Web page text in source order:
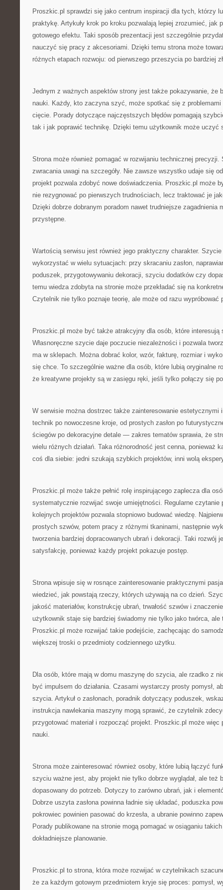
Proszkic.pl sprawdzi się jako centrum inspiracji dla tych, którzy
praktykę. Artykuły krok po kroku pozwalają lepiej zrozumieć, jak
gotowego efektu. Taki sposób prezentacji jest szczególnie
nauczyć się pracy z akcesoriami. Dzięki temu strona może
różnych etapach rozwoju: od pierwszego przeszycia po bardziej
Jednym z ważnych aspektów strony jest także pokazywanie, że
nauki. Każdy, kto zaczyna szyć, może spotkać się z
cięcie. Porady dotyczące najczęstszych błędów pomagają
tak i jak poprawić technikę. Dzięki temu użytkownik może uczyć
Strona może również pomagać w rozwijaniu technicznej
zwracania uwagi na szczegóły. Nie zawsze wszystko udaje się
projekt pozwala zdobyć nowe doświadczenia. Proszkic.pl może
nie rezygnować po pierwszych trudnościach, lecz traktować je
Dzięki dobrze dobranym poradom nawet trudniejsze zagadnienia
przystępne.
Wartością serwisu jest również jego praktyczny charakter.
wykorzystać w wielu sytuacjach: przy skracaniu zasłon,
poduszek, przygotowywaniu dekoracji, szyciu dodatków czy
temu wiedza zdobyta na stronie może przekładać się na
Czytelnik nie tylko poznaje teorię, ale może od razu wypróbować
Proszkic.pl może być także atrakcyjny dla osób, które interesują
Własnoręczne szycie daje poczucie niezależności i pozwala
ma w sklepach. Można dobrać kolor, wzór, fakturę, rozmiar i
się chce. To szczególnie ważne dla osób, które lubią oryginalne
że kreatywne projekty są w zasięgu ręki, jeśli tylko połączy się
W serwisie można dostrzec także zainteresowanie estetycznymi
technik po nowoczesne kroje, od prostych zasłon po
ściegów po dekoracyjne detale — zakres tematów sprawia, że
wielu różnych działań. Taka różnorodność jest cenna, ponieważ
coś dla siebie: jedni szukają szybkich projektów, inni wolą
Proszkic.pl może także pełnić rolę inspirującego zaplecza dla
systematycznie rozwijać swoje umiejętności. Regularne czytanie
kolejnych projektów pozwala stopniowo budować wiedzę.
prostych szwów, potem pracy z różnymi tkaninami, następnie
tworzenia bardziej dopracowanych ubrań i dekoracji. Taki rozwój
satysfakcję, ponieważ każdy projekt pokazuje postęp.
Strona wpisuje się w rosnące zainteresowanie praktycznymi
wiedzieć, jak powstają rzeczy, których używają na co dzień.
jakość materiałów, konstrukcję ubrań, trwałość szwów i
użytkownik staje się bardziej świadomy nie tylko jako twórca, ale
Proszkic.pl może rozwijać takie podejście, zachęcając do
większej troski o przedmioty codziennego użytku.
Dla osób, które mają w domu maszynę do szycia, ale rzadko z
być impulsem do działania. Czasami wystarczy prosty pomysł,
szycia. Artykuł o zasłonach, poradnik dotyczący poduszek,
instrukcja nawlekania maszyny mogą sprawić, że czytelnik
przygotować materiał i rozpocząć projekt. Proszkic.pl może więc
nauki.
Strona może zainteresować również osoby, które lubią łączyć
szyciu ważne jest, aby projekt nie tylko dobrze wyglądał, ale też
dopasowany do potrzeb. Dotyczy to zarówno ubrań, jak i
Dobrze uszyta zasłona powinna ładnie się układać, poduszka
pokrowiec powinien pasować do krzesła, a ubranie powinno
Porady publikowane na stronie mogą pomagać w osiąganiu
dokładniejsze planowanie.
Proszkic.pl to strona, która może rozwijać w czytelnikach
że za każdym gotowym przedmiotem kryje się proces: pomysł,